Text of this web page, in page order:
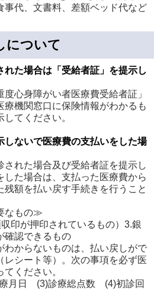
事代、文書料、差額ベッド代など
について
れた場合は「受給者証」を提示し
心身障がい者医療費受給者証」
療機関窓口に保険情報がわかるも
てください。
しないで医療費の支払いをした場
れた場合及び受給者証を提示し
した場合は、支払った医療費から
残額を払い戻す手続きを行うこと
なもの≫
印が押印されているもの）3.銀
確認できるもの
からないものは、払い戻しがで
レシート等）。次の事項を必ず医
ください。
月日 (3)診療総点数 (4)初診回